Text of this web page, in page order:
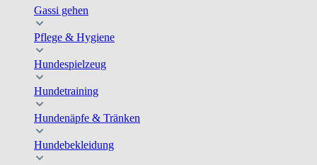
Gassi gehen
Pflege & Hygiene
Hundespielzeug
Hundetraining
Hundenäpfe & Tränken
Hundebekleidung